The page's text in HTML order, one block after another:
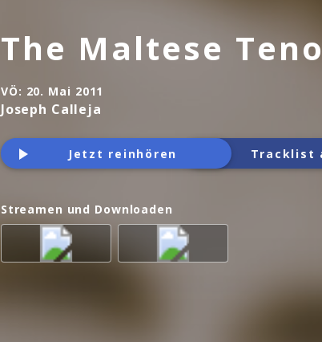
The Maltese
VÖ: 20. Mai 2011
Joseph Calleja
Jetzt reinhören Tracklist
Streamen und Downloaden